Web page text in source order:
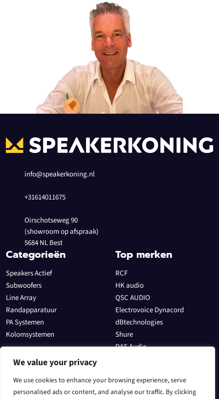
We value your privacy
We use cookies to enhance your browsing experience, serve
personalised ads or content, and analyse our traffic. By clicking
info@speakerkoning.nl
+31614011675
Oirschotseweg 90
(showroom op afspraak)
5684 NL Best
Categorieën
Speakers Actief
Subwoofers
Line Array
Randapparatuur
PA Systemen
Kolomsystemen
Top merken
RCF
HK audio
QSC AUDIO
Electrovoice Dynacord
dBtechnologies
Shure
DAS Audio
Sectoren
In het theater